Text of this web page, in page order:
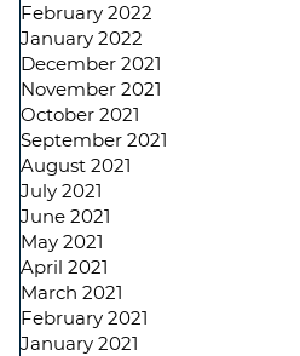
February 2022
January 2022
December 2021
November 2021
October 2021
September 2021
August 2021
July 2021
June 2021
May 2021
April 2021
March 2021
February 2021
January 2021